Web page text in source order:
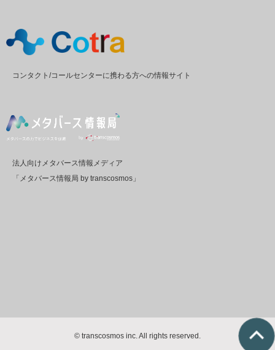
コンタクト/コールセンターに携わる方への情報サイト
法人向けメタバース情報メディア
「メタバース情報局 by transcosmos」
© transcosmos inc. All rights reserved.